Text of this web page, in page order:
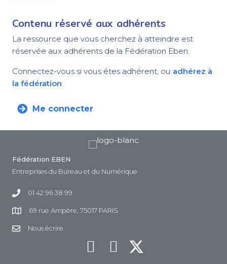
Contenu réservé aux adhérents
La ressource que vous cherchez à atteindre est
réservée aux adhérents de la Fédération Eben.
Connectez-vous si vous êtes adhérent, ou adhérez à
la fédération
Me connecter
Fédération EBEN
Entreprises du Bureau et du Numérique
01 42 96 38 99
69 rue Ampère, 75017 PARIS
Nous écrire